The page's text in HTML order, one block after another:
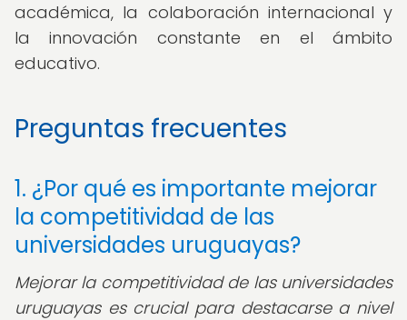
académica, la colaboración internacional y
la innovación constante en el ámbito
educativo.
Preguntas frecuentes
1. ¿Por qué es importante mejorar
la competitividad de las
universidades uruguayas?
Mejorar la competitividad de las universidades
uruguayas es crucial para destacarse a nivel